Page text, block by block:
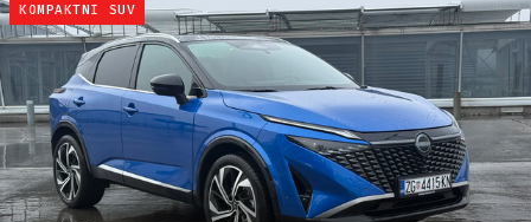
KOMPAKTNI SUV